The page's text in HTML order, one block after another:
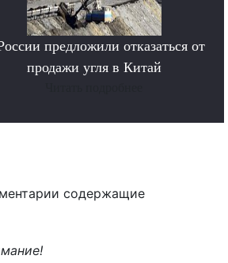
предложили отказаться от
продажи угля в Китай
содержащие